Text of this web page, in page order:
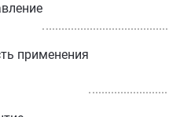
применения